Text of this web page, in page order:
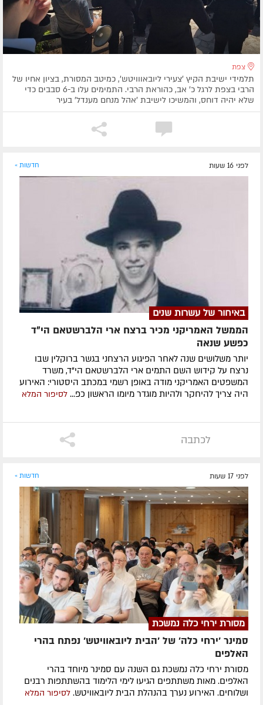
צפת
תלמידי ישיבת הקיץ 'צעירי ליובאווויטש', כמיטב המסורת, בציון אחיו של
הרבי בצפת לרגל כ' אב, כהוראת הרבי. התמימים עלו ב-6 סבבים כדי
שלא יהיה דוחס, והמשיכו לישיבת 'אהל מנחם מענדל' בעיר
לפני 16 שעות חדשות »
באיחור של עשרות שנים
הממשל האמריקני מכיר ברצח ארי הלברשטאם הי״ד
כפשע שנאה
יותר משלושים שנה לאחר הפיגוע הרצחני בגשר ברוקלין שבו
נרצח על קידוש השם התמים ארי הלברשטאם הי"ד, משרד
המשפטים האמריקני מודה באופן רשמי במכתב היסטורי: האירוע
היה צריך להיחקר ולהיות מוגדר מיומו הראשון כפ... לסיפור המלא
לכתבה
לפני 17 שעות חדשות »
מסורת ירחי כלה נמשכת
סמינר 'ירחי כלה' של 'הבית ליובאוויטש' נפתח בהרי
האלפים
מסורת ירחי כלה נמשכת גם השנה עם סמינר מיוחד בהרי
האלפים. מאות משתתפים הגיעו לימי הלימוד בהשתתפות רבנים
ושלוחים. האירוע נערך בהנהלת הבית ליובאוויטש. לסיפור המלא